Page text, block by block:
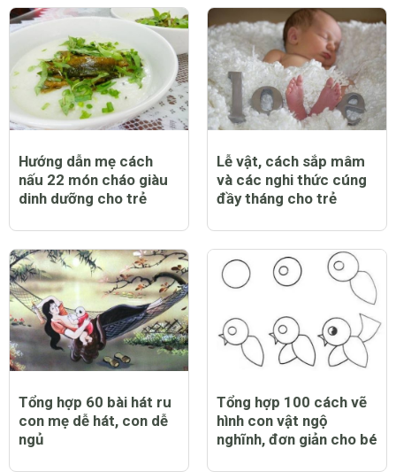
CHỦ ĐỀ LIÊN QUAN
Hướng dẫn mẹ cách
nấu 22 món cháo giàu
dinh dưỡng cho trẻ
Lễ vật, cách sắp mâm
và các nghi thức cúng
đầy tháng cho trẻ
Tổng hợp 60 bài hát ru
Tổng hợp 100 cách vẽ